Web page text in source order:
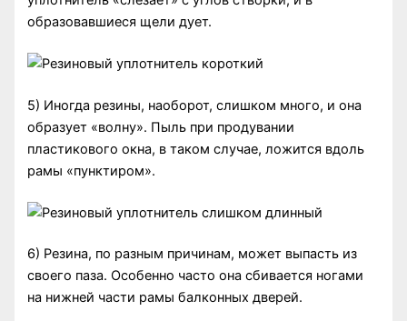
образовавшиеся щели дует.
5) Иногда резины, наоборот, слишком много, и она
образует «волну». Пыль при продувании
пластикового окна, в таком случае, ложится вдоль
рамы «пунктиром».
6) Резина, по разным причинам, может выпасть из
своего паза. Особенно часто она сбивается ногами
на нижней части рамы балконных дверей.